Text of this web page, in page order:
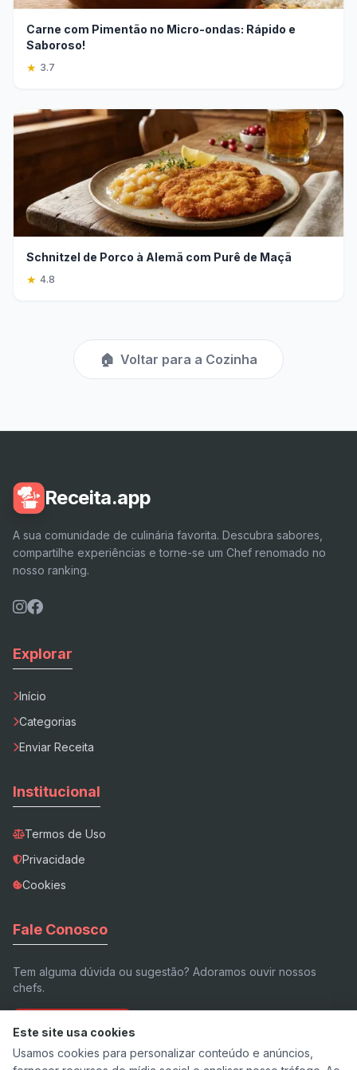
Carne com Pimentão no Micro-ondas: Rápido e
Saboroso!
★ 3.7
Schnitzel de Porco à Alemã com Purê de Maçã
★ 4.8
🏠 Voltar para a Cozinha
Receita.app
A sua comunidade de culinária favorita. Descubra sabores,
compartilhe experiências e torne-se um Chef renomado no
nosso ranking.
Explorar
Início
Categorias
Enviar Receita
Institucional
Termos de Uso
Privacidade
Cookies
Fale Conosco
Tem alguma dúvida ou sugestão? Adoramos ouvir nossos
chefs.
Enviar E-mail
Este site usa cookies
Usamos cookies para personalizar conteúdo e anúncios,